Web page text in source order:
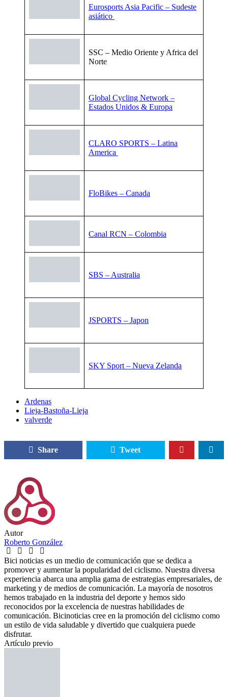
Eurosports Asia Pacific – Sudeste
asiático
SSC – Medio Oriente y Africa del
Norte
Global Cycling Network –
Estados Unidos & Europa
CLARO SPORTS – Latina
America
FloBikes – Canada
Canal RCN – Colombia
SBS – Australia
JSPORTS – Japon
SKY Sport – Nueva Zelanda
Ardenas
Lieja-Bastoña-Lieja
valverde
Share Tweet
Autor
Roberto González
Bici noticias es un medio de comunicación que se dedica a
promover y aumentar la popularidad del ciclismo. Nuestra diversa
experiencia abarca una amplia gama de estrategias empresariales, de
marketing y de medios de comunicación. La mayoría de nosotros
hemos trabajado en la industria del deporte y hemos sido
reconocidos por la excelencia de nuestras habilidades de
comunicación. Bicinoticias cree en la promoción del ciclismo como
un estilo de vida saludable y divertido que cualquiera puede
disfrutar.
Artículo previo